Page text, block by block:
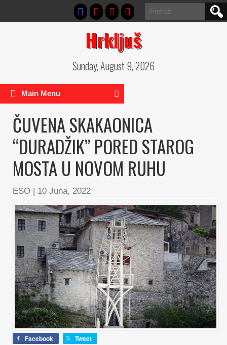
Pretraga:
Hrkljuš
Sunday, August 9, 2026
Main Menu
ČUVENA SKAKAONICA
“DURADŽIK” PORED STAROG
MOSTA U NOVOM RUHU
ESO | 10 Juna, 2022
Facebook Tweet